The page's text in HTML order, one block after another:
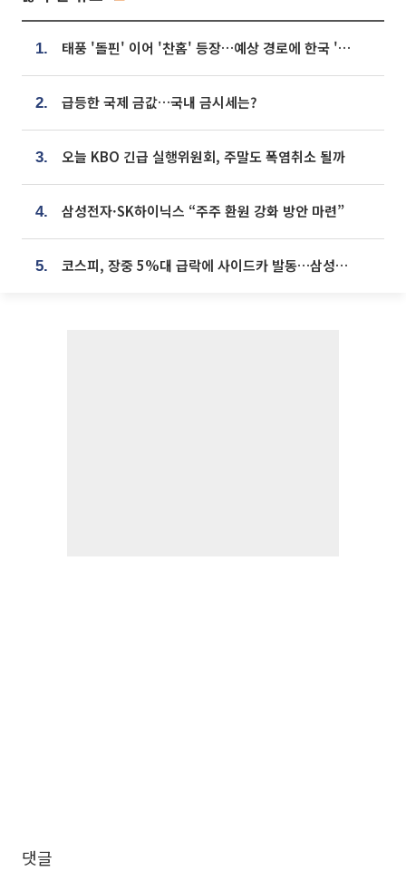
1. 태풍 '돌핀' 이어 '찬홈' 등장…예상 경로에 한국 '한숨'
2. 급등한 국제 금값…국내 금시세는?
3. 오늘 KBO 긴급 실행위원회, 주말도 폭염취소 될까
4. 삼성전자·SK하이닉스 “주주 환원 강화 방안 마련”
5. 코스피, 장중 5%대 급락에 사이드카 발동…삼성·SK 동반 폭락
댓글